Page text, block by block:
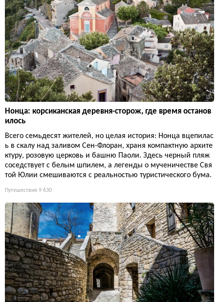
Нонца: корсиканская деревня-сторож, где время останов
илось
Всего семьдесят жителей, но целая история: Нонца вцепилас
ь в скалу над заливом Сен-Флоран, храня компактную архите
ктуру, розовую церковь и башню Паоли. Здесь черный пляж
соседствует с белым шпилем, а легенды о мученичестве Свя
той Юлии смешиваются с реальностью туристического бума.
Путешествия 9 630